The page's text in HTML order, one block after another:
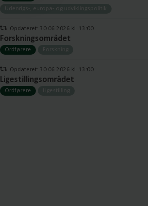
Udenrigs-, europa- og udviklingspolitik
Opdateret: 30.06.2026 kl. 13:00
Forskningsområdet
Ordførere Forskning
Opdateret: 30.06.2026 kl. 13:00
Ligestillingsområdet
Ordførere Ligestilling